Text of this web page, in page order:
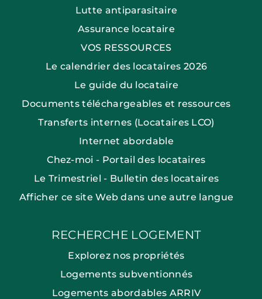
Lutte antiparasitaire
Assurance locataire
VOS RESSOURCES
Le calendrier des locataires 2026
Le guide du locataire
Documents téléchargeables et ressources
Transferts internes (Locataires LCO)
Internet abordable
Chez-moi - Portail des locataires
Le Trimestriel - Bulletin des locataires
Afficher ce site Web dans une autre langue
RECHERCHE LOGEMENT
Explorez nos propriétés
Logements subventionnés
Logements abordables ARRIV